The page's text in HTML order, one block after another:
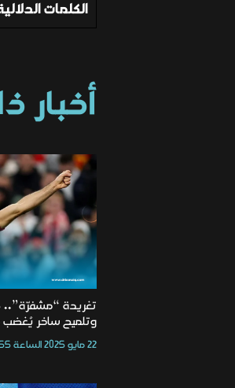
الكلمات
أخبار
تغريدة
وتلميح ساخر يُغضب
22 مايو 2025 الساعة 12:55 مساءً